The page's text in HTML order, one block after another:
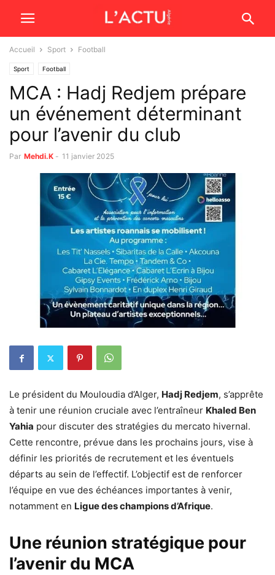
Accueil Sport Football
Sport Football
MCA : Hadj Redjem prépare
un événement déterminant
pour l’avenir du club
Par Mehdi.K - 11 janvier 2025
Le président du Mouloudia d’Alger, Hadj Redjem, s’apprête
à tenir une réunion cruciale avec l’entraîneur Khaled Ben
Yahia pour discuter des stratégies du mercato hivernal.
Cette rencontre, prévue dans les prochains jours, vise à
définir les priorités de recrutement et les éventuels
départs au sein de l’effectif. L’objectif est de renforcer
l’équipe en vue des échéances importantes à venir,
notamment en Ligue des champions d’Afrique.
Une réunion stratégique pour
l’avenir du MCA